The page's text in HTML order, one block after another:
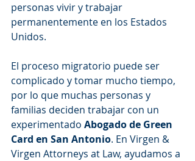
personas vivir y trabajar
permanentemente en los Estados
Unidos.
El proceso migratorio puede ser
complicado y tomar mucho tiempo,
por lo que muchas personas y
familias deciden trabajar con un
experimentado Abogado de Green
Card en San Antonio. En Virgen &
Virgen Attorneys at Law, ayudamos a